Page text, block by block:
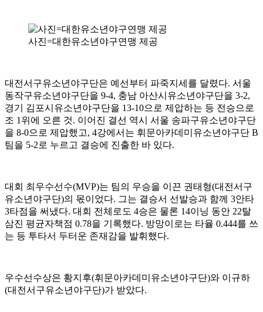
사진=대한유소년야구연맹 제공
대전서구유소년야구단은 예선부터 파죽지세를 달렸다. 서울
동작구유소년야구단을 9-4, 충남 아산시유소년야구단을 3-2,
경기 김포시유소년야구단을 13-10으로 제압하는 등 전승으로
조 1위에 오른 것. 이어진 결선 역시 서울 송파구유소년야구단
을 8-0으로 제압했고, 4강에서는 휘문아카데미유소년야구단 B
팀을 5-2로 누르고 결승에 진출한 바 있다.
대회 최우수선수(MVP)는 팀의 우승을 이끈 권태형(대전서구
유소년야구단)의 몫이었다. 그는 결승서 선발승과 함께 3안타
3타점을 써냈다. 대회 전체로도 4승은 물론 14이닝 동안 22탈
삼진 평균자책점 0.78을 기록했다. 방망이로는 타율 0.444를 쓰
는 등 투타서 두터운 존재감을 발휘했다.
우수선수상은 황지후(휘문아카데미유소년야구단)와 이규하
(대전서구유소년야구단)가 받았다.